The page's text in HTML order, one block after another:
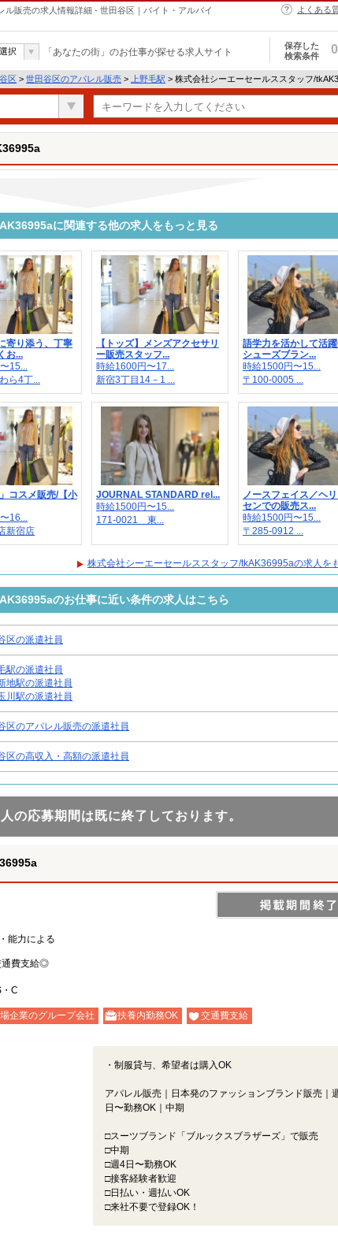
販売の求人情報詳細 - 世田谷区｜バイト・アルバイ
よくある
択 「あなたの街」のお仕事が探せる求人サイト
保存した
検索条件
0
区 > 世田谷区のアパレル販売 > 上野毛駅 > 株式会社シーエーセールススタッフ/
に関連する他の求人をもっと見る
寄り添う、丁寧
お...
15...
ら4丁...
【トッズ】メンズアクセサリ
ー販売スタッフ...
時給1600円〜17...
新宿3丁目14－1 ...
語学力を活かして活
シューズブラン...
時給1500円〜15...
〒100-0005 ...
コスメ販売/【小
16...
新宿店
JOURNAL STANDARD rel...
時給1500円〜15...
171-0021 東...
ノースフェイス／ヘ
センでの販売ス...
時給1500円〜15...
〒285-0912 ...
株式会社シーエーセールススタッフ/tkAK36995aの求人を
のお仕事に近い条件の求人はこちら
区の派遣社員
駅の派遣社員
地駅の派遣社員
川駅の派遣社員
区のアパレル販売の派遣社員
区の高収入・高額の派遣社員
の応募期間は既に終了しております。
能力による
通費支給◎
C
企業のグループ会社 扶養内勤務OK 交通費支給
・制服貸与、希望者は購入OK
アパレル販売｜日本発のファッションブランド販売｜
日〜勤務OK｜中期
□スーツブランド「ブルックスブラザーズ」で販売
□中期
□週4日〜勤務OK
□接客経験者歓迎
□日払い・週払いOK
□来社不要で登録OK！